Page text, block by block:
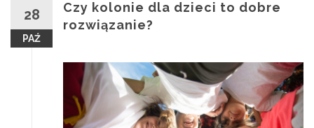
28
PAŹ
Czy kolonie dla dzieci to dobre
rozwiązanie?